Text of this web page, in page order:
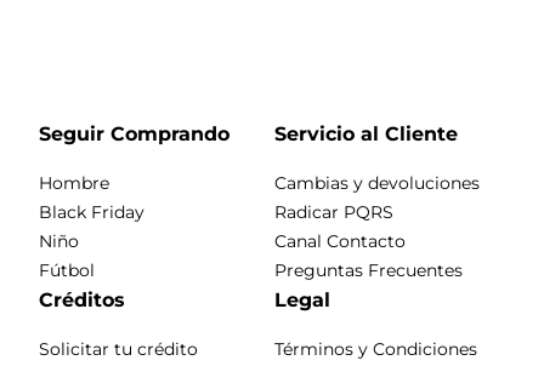
Seguir Comprando
Hombre
Black Friday
Niño
Fútbol
Servicio al Cliente
Cambias y devoluciones
Radicar PQRS
Canal Contacto
Preguntas Frecuentes
Créditos
Solicitar tu crédito
Legal
Términos y Condiciones